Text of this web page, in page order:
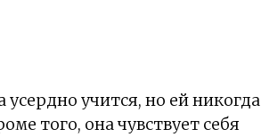
учится, но ей никогда
того, она чувствует себя